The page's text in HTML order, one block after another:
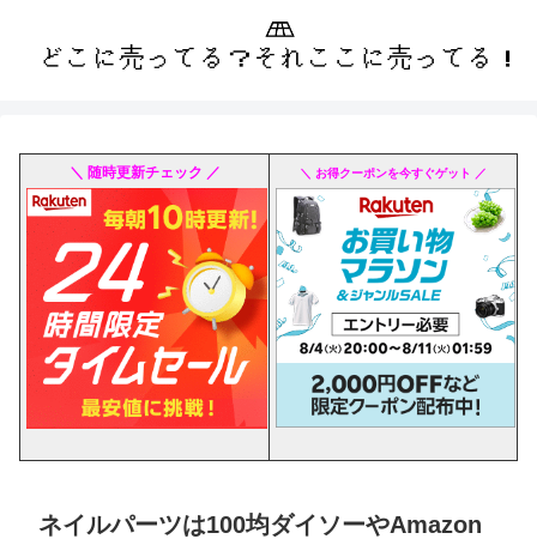
＼ 随時更新チェック ／ ＼ お得クーポンを今すぐゲット ／
ネイルパーツは100均ダイソーやAmazon